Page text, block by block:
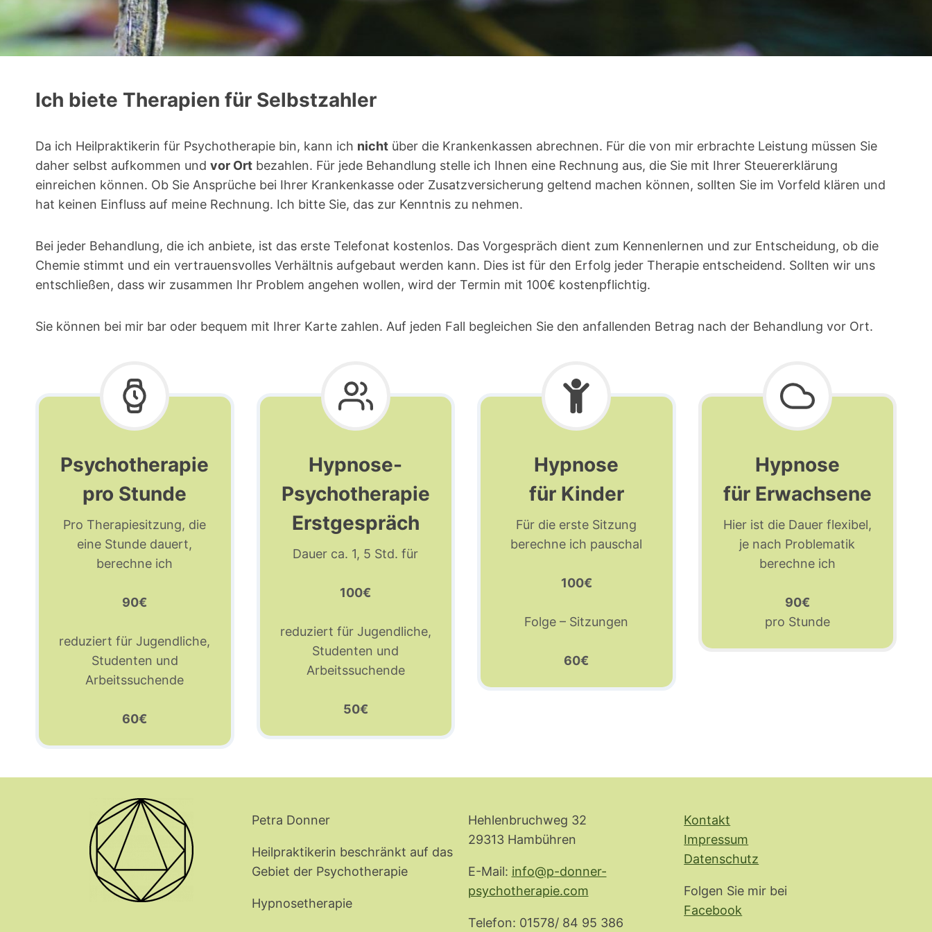
Ich biete Therapien für Selbstzahler
Da ich Heilpraktikerin für Psychotherapie bin, kann ich nicht über die Krankenkassen abrechnen. Für die von mir erbrachte Leistung müssen Sie
daher selbst aufkommen und vor Ort bezahlen. Für jede Behandlung stelle ich Ihnen eine Rechnung aus, die Sie mit Ihrer Steuererklärung
einreichen können. Ob Sie Ansprüche bei Ihrer Krankenkasse oder Zusatzversicherung geltend machen können, sollten Sie im Vorfeld klären und
hat keinen Einfluss auf meine Rechnung. Ich bitte Sie, das zur Kenntnis zu nehmen.
Bei jeder Behandlung, die ich anbiete, ist das erste Telefonat kostenlos. Das Vorgespräch dient zum Kennenlernen und zur Entscheidung, ob die
Chemie stimmt und ein vertrauensvolles Verhältnis aufgebaut werden kann. Dies ist für den Erfolg jeder Therapie entscheidend. Sollten wir uns
entschließen, dass wir zusammen Ihr Problem angehen wollen, wird der Termin mit 100€ kostenpflichtig.
Sie können bei mir bar oder bequem mit Ihrer Karte zahlen. Auf jeden Fall begleichen Sie den anfallenden Betrag nach der Behandlung vor Ort.
Psychotherapie
pro Stunde
Pro Therapiesitzung, die
eine Stunde dauert,
berechne ich
90€
reduziert für Jugendliche,
Studenten und
Arbeitssuchende
60€
Hypnose-
Psychotherapie
Erstgespräch
Dauer ca. 1, 5 Std. für
100€
reduziert für Jugendliche,
Studenten und
Arbeitssuchende
50€
Hypnose
für Kinder
Für die erste Sitzung
berechne ich pauschal
100€
Folge – Sitzungen
60€
Hypnose
für Erwachsene
Hier ist die Dauer flexibel,
je nach Problematik
berechne ich
90€
pro Stunde
Petra Donner
Heilpraktikerin beschränkt auf das
Gebiet der Psychotherapie
Hypnosetherapie
Hehlenbruchweg 32
29313 Hambühren
E-Mail: info@p-donner-
psychotherapie.com
Telefon: 01578/ 84 95 386
Kontakt
Impressum
Datenschutz
Folgen Sie mir bei
Facebook